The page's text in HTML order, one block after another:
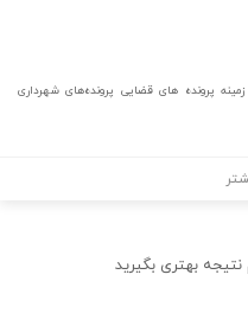
فعالیت در زمینه پرونده های قضایی پرونده‌های شهرداری
نتیجه بهتری بگیرید